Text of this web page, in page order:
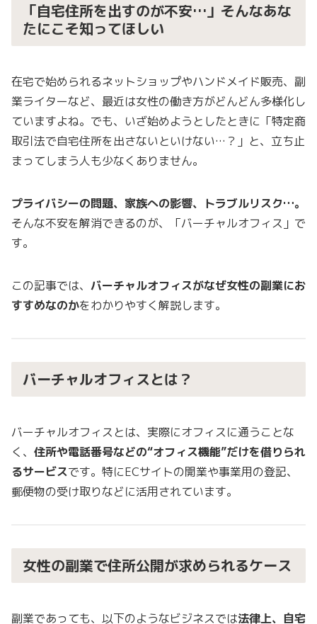
「自宅住所を出すのが不安…」そんなあな
たにこそ知ってほしい
在宅で始められるネットショップやハンドメイド販売、副
業ライターなど、最近は女性の働き方がどんどん多様化し
ていますよね。でも、いざ始めようとしたときに「特定商
取引法で自宅住所を出さないといけない…？」と、立ち止
まってしまう人も少なくありません。
プライバシーの問題、家族への影響、トラブルリスク…。
そんな不安を解消できるのが、「バーチャルオフィス」で
す。
この記事では、 バーチャルオフィスがなぜ女性の副業にお
すすめなのかをわかりやすく解説します。
バーチャルオフィスとは？
バーチャルオフィスとは、実際にオフィスに通うことな
く、 住所や電話番号などの“オフィス機能”だけを借りられ
るサービスです。特にECサイトの開業や事業用の登記、
郵便物の受け取りなどに活用されています。
女性の副業で住所公開が求められるケース
副業であっても、以下のようなビジネスでは法律上、自宅